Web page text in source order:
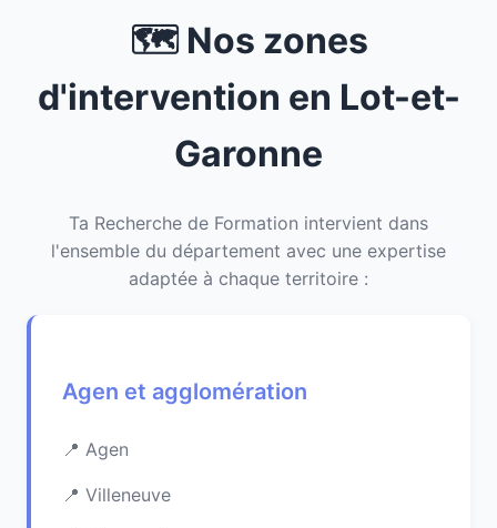
🗺️ Nos zones
d'intervention en Lot-et-
Garonne
Ta Recherche de Formation intervient dans
l'ensemble du département avec une expertise
adaptée à chaque territoire :
Agen et agglomération
Agen
Villeneuve